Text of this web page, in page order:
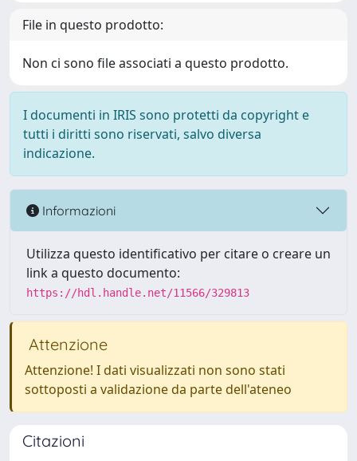
File in questo prodotto:
Non ci sono file associati a questo prodotto.
I documenti in IRIS sono protetti da copyright e
tutti i diritti sono riservati, salvo diversa
indicazione.
Informazioni
Utilizza questo identificativo per citare o creare un
link a questo documento:
https://hdl.handle.net/11566/329813
Attenzione
Attenzione! I dati visualizzati non sono stati
sottoposti a validazione da parte dell'ateneo
Citazioni